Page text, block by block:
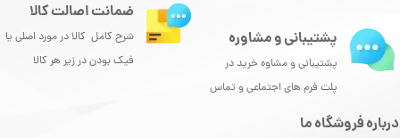
درباره فروشگاه ما
پشتیبانی و مشاوره
پشتیبانی و مشاوه خرید در
پلت فرم های اجتماعی و تماس
ضمانت اصالت کالا
شرح کامل کالا در مورد اصلی یا
فیک بودن در زیر هر کالا